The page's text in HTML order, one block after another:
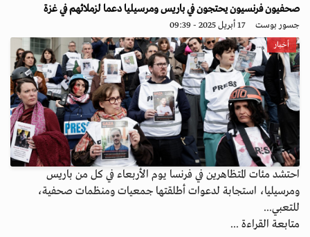
صحفيون فرنسيون يحتجون في باريس ومرسيليا دعما لزملائهم في غزة
جسور بوست 17 أبريل 2025 - 09:39
أخبار
احتشد مئات المتظاهرين في فرنسا يوم الأربعاء في كل من باريس
ومرسيليا، استجابة لدعوات أطلقتها جمعيات ومنظمات صحفية،
للتعبي...
متابعة القراءة ...